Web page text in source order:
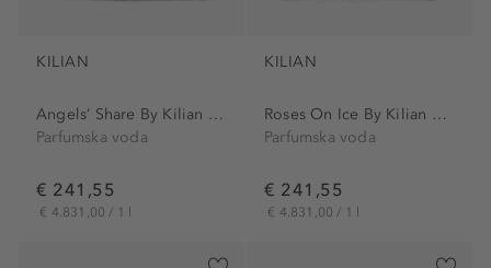
KILIAN
Angels’ Share By Kilian Eau...
Parfumska voda
€ 241,55
€ 4.831,00 / 1 l
KILIAN
Roses On Ice By Kilian Eau...
Parfumska voda
€ 241,55
€ 4.831,00 / 1 l